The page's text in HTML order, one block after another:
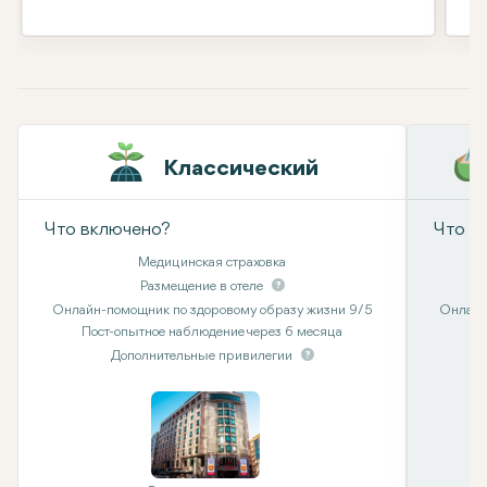
Классический
Что включено?
Медицинская страховка
Размещение в отеле
Онлайн-помощник по здоровому образу жизни 9/5
Пост-опытное наблюдение через 6 месяца
Дополнительные привилегии
Что